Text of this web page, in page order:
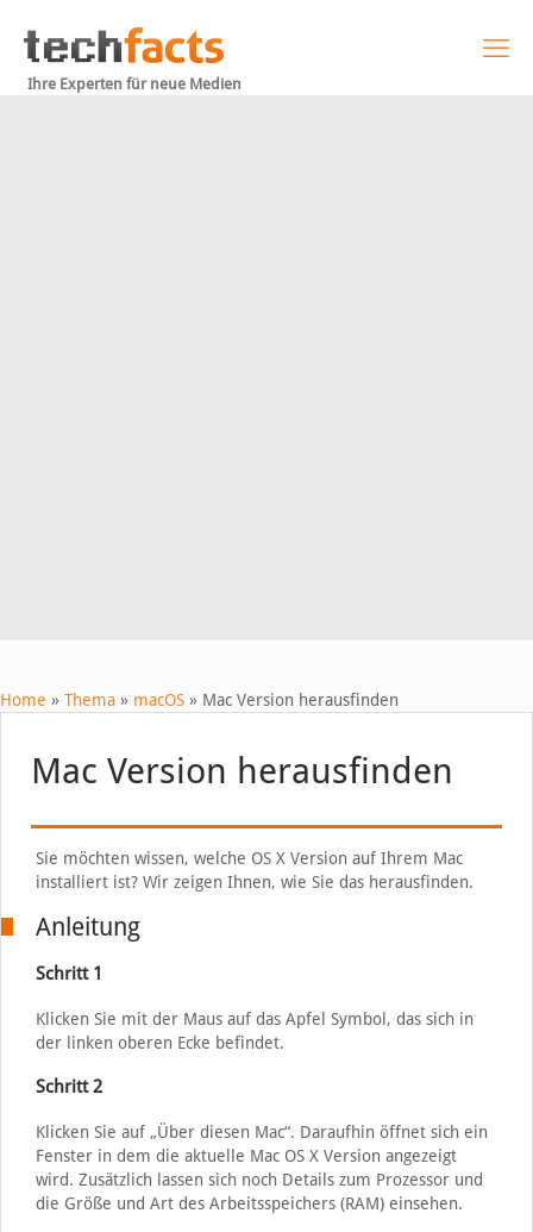
Ihre Experten für neue Medien
Home » Thema » macOS » Mac Version herausfinden
Mac Version herausfinden
Sie möchten wissen, welche OS X Version auf Ihrem Mac
installiert ist? Wir zeigen Ihnen, wie Sie das herausfinden.
Anleitung
Schritt 1
Klicken Sie mit der Maus auf das Apfel Symbol, das sich in
der linken oberen Ecke befindet.
Schritt 2
Klicken Sie auf „Über diesen Mac“. Daraufhin öffnet sich ein
Fenster in dem die aktuelle Mac OS X Version angezeigt
wird. Zusätzlich lassen sich noch Details zum Prozessor und
die Größe und Art des Arbeitsspeichers (RAM) einsehen.